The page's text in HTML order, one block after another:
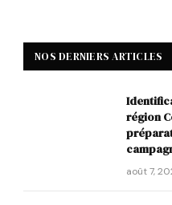
NOS DERNIERS ARTICLES
région
août 7,